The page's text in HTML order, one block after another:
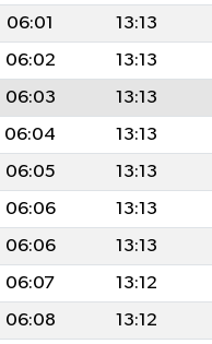
06:01 13:13
06:02 13:13
06:03 13:13
06:04 13:13
06:05 13:13
06:06 13:13
06:06 13:13
06:07 13:12
06:08 13:12